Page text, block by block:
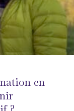
en